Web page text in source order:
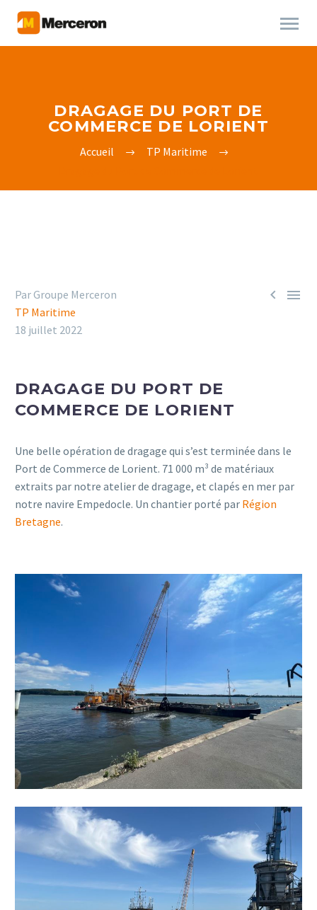
DRAGAGE DU PORT DE
COMMERCE DE LORIENT
Accueil
TP Maritime
 
Par Groupe Merceron
TP Maritime
18 juillet 2022
DRAGAGE DU PORT DE
COMMERCE DE LORIENT
Une belle opération de dragage qui s’est terminée dans le
Port de Commerce de Lorient. 71 000 m³ de matériaux
extraits par notre atelier de dragage, et clapés en mer par
notre navire Empedocle. Un chantier porté par Région
Bretagne.